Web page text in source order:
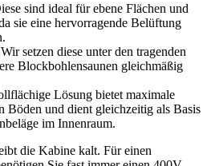
sind ideal für ebene Flächen und
sie eine hervorragende Belüftung
Wir setzen diese unter den tragenden
Blockbohlensaunen gleichmäßig
Lösung bietet maximale
Böden und dient gleichzeitig als Basis
im Innenraum.
die Kabine kalt. Für einen